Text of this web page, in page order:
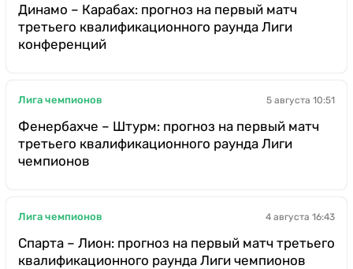
Динамо – Карабах: прогноз на первый матч
третьего квалификационного раунда Лиги
конференций
Лига чемпионов 5 августа 10:51
Фенербахче – Штурм: прогноз на первый матч
третьего квалификационного раунда Лиги
чемпионов
Лига чемпионов 4 августа 16:43
Спарта – Лион: прогноз на первый матч третьего
квалификационного раунда Лиги чемпионов